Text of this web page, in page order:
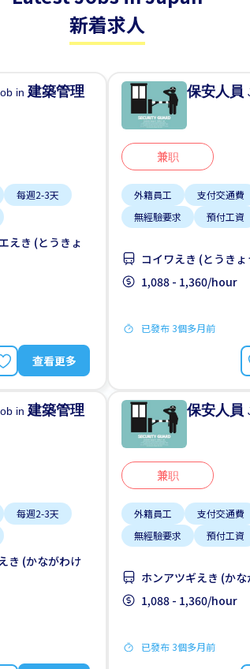
新着求人
in 建築管理
每週2-3天
えき (とうきょ
查看更多
保安人員
兼职
外籍員工 支付交通費
無經驗要求
預付工資
コイワえき (とうきょ
1,088 - 1,360/hour
已發布 3個多月前
in建築管理
每週2-3天
き (かながわけ
保安人員
兼职
外籍員工 支付交通費
無經驗要求
預付工資
ホンアツギえき (か
1,088 - 1,360/hour
已發布 3個多月前